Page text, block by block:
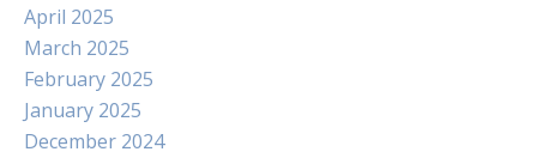
April 2025
March 2025
February 2025
January 2025
December 2024